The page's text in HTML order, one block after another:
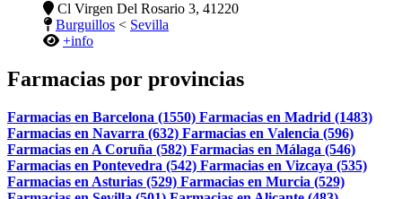
Cl Virgen Del Rosario 3, 41220
Burguillos < Sevilla
+info
Farmacias por provincias
Farmacias en Barcelona (1550) Farmacias en Madrid (1483)
Farmacias en Navarra (632) Farmacias en Valencia (596)
Farmacias en A Coruña (582) Farmacias en Málaga (546)
Farmacias en Pontevedra (542) Farmacias en Vizcaya (535)
Farmacias en Asturias (529) Farmacias en Murcia (529)